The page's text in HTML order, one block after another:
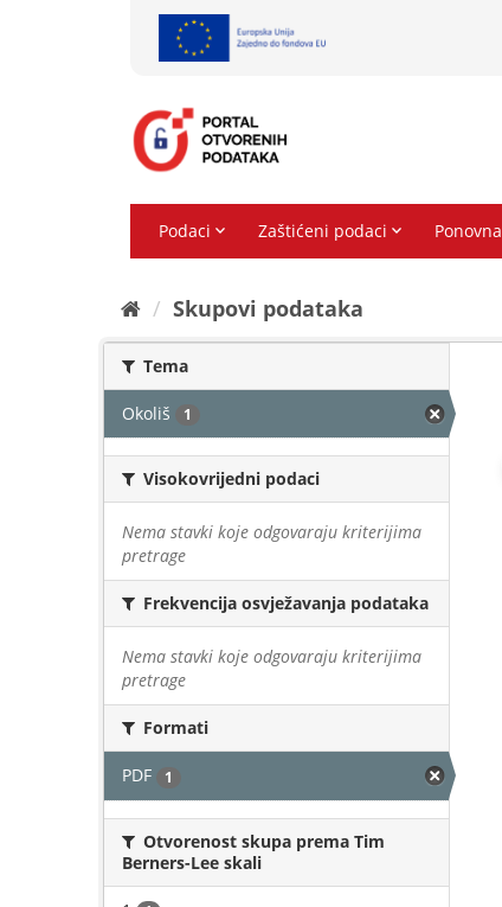
Skupovi podаtаkа
Tema
Okoliš 1
Visokovrijedni podaci
Nema stavki koje odgovaraju kriterijima
pretrage
Frekvencija osvježavanja podataka
Nema stavki koje odgovaraju kriterijima
pretrage
Formati
PDF 1
Otvorenost skupa prema Tim
Berners-Lee skali